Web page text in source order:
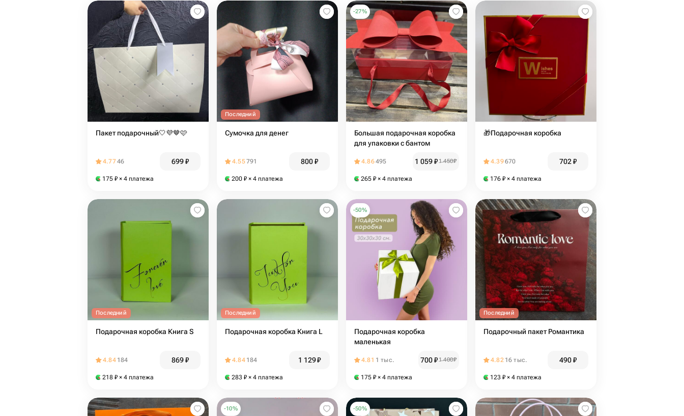
Пакет подарочный🤍💜🤎🩷
4.7746 699₽
175 ₽ × 4 платежа
Последний
Сумочка для денег
4.55791 800₽
200 ₽ × 4 платежа
-27%
Большая подарочная коробка
для упаковки с бантом
4.86495 1 059₽1 450₽
265 ₽ × 4 платежа
🎁Подарочная коробка
4.39670 702₽
176 ₽ × 4 платежа
Последний
Подарочная коробка Книга S
4.84 184 869₽
218 ₽ × 4 платежа
Последний
Подарочная коробка Книга L
4.84 184 1 129₽
283 ₽ × 4 платежа
-50%
Подарочная коробка
маленькая
4.81 1 тыс. 700₽1 400₽
175 ₽ × 4 платежа
Последний
Подарочный пакет Романтика
4.82 16 тыс. 490₽
123 ₽ × 4 платежа
-10% -50%